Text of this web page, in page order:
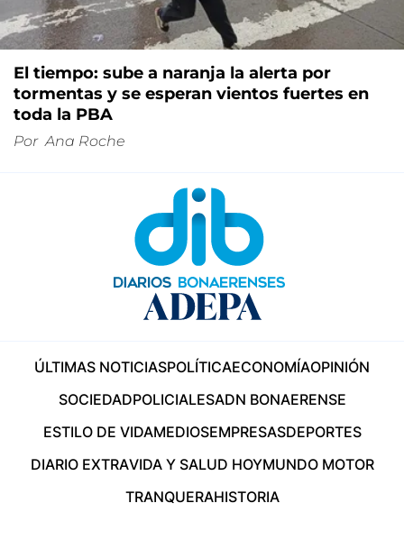
El tiempo: sube a naranja la alerta por
tormentas y se esperan vientos fuertes en
toda la PBA
Por Ana Roche
ÚLTIMAS NOTICIASPOLÍTICAECONOMÍAOPINIÓN
SOCIEDADPOLICIALESADN BONAERENSE
ESTILO DE VIDAMEDIOSEMPRESASDEPORTES
DIARIO EXTRAVIDA Y SALUD HOYMUNDO MOTOR
TRANQUERAHISTORIA